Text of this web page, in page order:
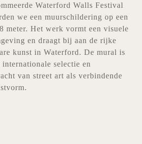
Waterford Walls Festival
we een muurschildering op een
meter. Het werk vormt een visuele
en draagt bij aan de rijke
kunst in Waterford. De mural is
selectie en
van street art als verbindende